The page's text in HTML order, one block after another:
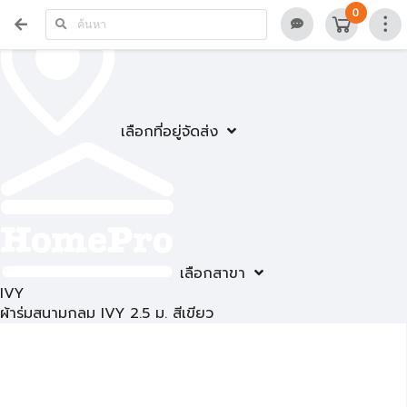
เลือกที่อยู่จัดส่ง
เลือกสาขา
0
IVY
ผ้าร่มสนามกลม IVY 2.5 ม. สีเขียว